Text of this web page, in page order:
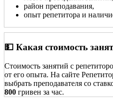
район преподавания,
опыт репетитора и
💵 Какая стоимость
Стоимость занятий с
от его опыта. На сайте
выбрать преподавателя со
800 гривен за час.